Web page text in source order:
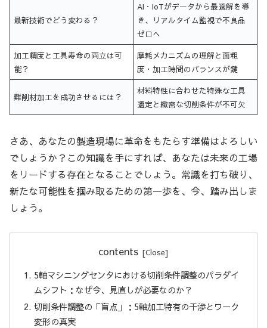
最新技術でどう変わる？
AI・IoTがデータから最適解を導
き、リアルタイム監視で不良品
ゼロへ
加工精度と工具寿命の両立は可
能？
摩耗メカニズムの理解と面粗
度・加工時間のバランスが鍵
難削材加工を成功させるには？
材料特性に合わせた特殊な工具
選定と緻密な切削条件が不可欠
さあ、あなたの製造現場に革命をもたらす準備はよろしい
でしょうか？この知識を手にすれば、あなたは未来の工場
をリードする存在となることでしょう。常識を打ち破り、
新たな可能性を掴み取るための第一歩を、今、踏み出しま
しょう。
contents
5軸マシニングセンタにおける切削条件調整のパラダイ
ムシフト：なぜ今、見直しが必要なのか？
切削条件調整の「盲点」：5軸加工特有の干渉とワーク
変形の真実